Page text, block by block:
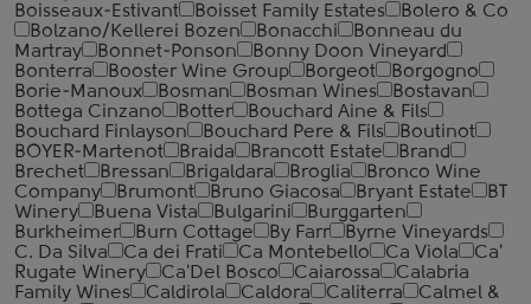
Boisseaux-Estivant
Boisset Family Estates
Bolero & Co
Bolzano/Kellerei Bozen
Bonacchi
Bonneau du
Martray
Bonnet-Ponson
Bonny Doon Vineyard
Bonterra
Booster Wine Group Borgeot
Borgogno
Borie-Manoux
Bosman Bosman Wines
Bostavan
Bottega Cinzano
Botter
Bouchard Aine & Fils
Bouchard Finlayson
Bouchard Pere & Fils
Boutinot
BOYER-Martenot
Braida Brancott Estate
Brand
Brechet
Bressan Brigaldara Broglia
Bronco Wine
Company
Brumont Bruno Giacosa Bryant Estate
BT
Winery
Buena Vista Bulgarini
Burggarten
Burkheimer
Burn Cottage By Farr
Byrne Vineyards
C. Da Silva
Ca dei Frati Ca Montebello Ca Viola
Ca'
Rugate Winery
Ca'Del Bosco Caiarossa
Calabria
Family Wines
Caldirola Caldora Caliterra
Calmel &